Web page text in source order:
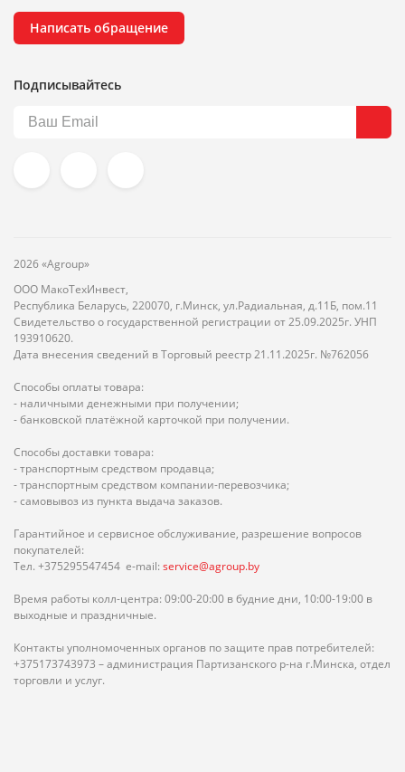
Написать обращение
Подписывайтесь
2026 «Agroup»
ООО МакоТехИнвест,
Республика Беларусь, 220070, г.Минск, ул.Радиальная, д.11Б, пом.11
Свидетельство о государственной регистрации от 25.09.2025г. УНП
193910620.
Дата внесения сведений в Торговый реестр 21.11.2025г. №762056
Способы оплаты товара:
- наличными денежными при получении;
- банковской платёжной карточкой при получении.
Способы доставки товара:
- транспортным средством продавца;
- транспортным средством компании-перевозчика;
- самовывоз из пункта выдача заказов.
Гарантийное и сервисное обслуживание, разрешение вопросов
покупателей:
Тел. +375295547454 e-mail: service@agroup.by
Время работы колл-центра: 09:00-20:00 в будние дни, 10:00-19:00 в
выходные и праздничные.
Контакты уполномоченных органов по защите прав потребителей:
+375173743973 – администрация Партизанского р-на г.Минска, отдел
торговли и услуг.